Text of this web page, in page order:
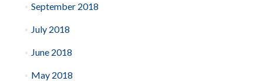
September 2018
July 2018
June 2018
May 2018